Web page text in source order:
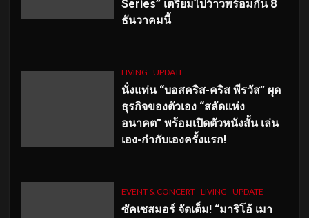
Series” เตรียมไปว้าวพร้อมกัน 8
ธันวาคมนี้
LIVING UPDATE
นั่งแท่น “บอสคริส-คริส พีรวัส” ผุด
ธุรกิจของตัวเอง “สลัดแห่ง
อนาคต” พร้อมเปิดตัวหนังสั้น เล่น
เอง-กำกับเองครั้งแรก!
EVENT & CONCERT LIVING UPDATE
ซัคเซสมอร์ จัดเต็ม! “มาริโอ้ เมา